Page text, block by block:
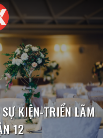
KIỆN-TRIỂN LÃM
12